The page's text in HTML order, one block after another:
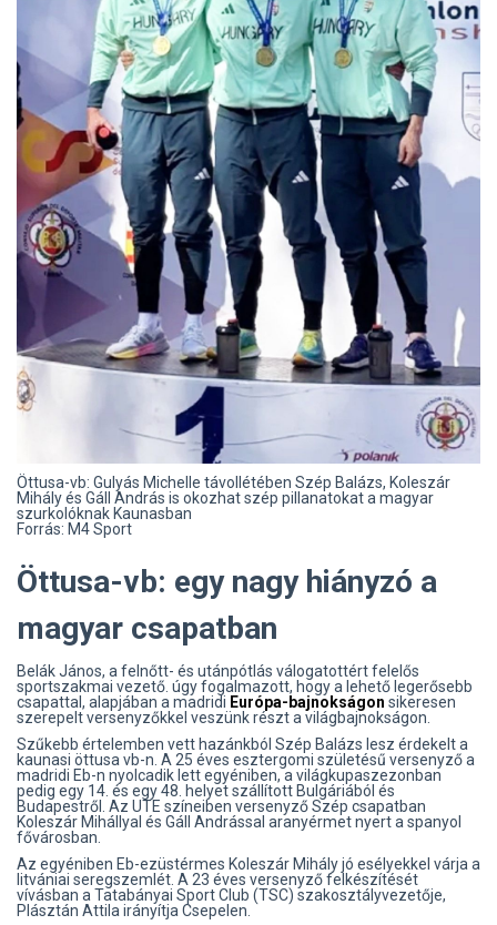
Öttusa-vb: Gulyás Michelle távollétében Szép Balázs, Koleszár
Mihály és Gáll András is okozhat szép pillanatokat a magyar
szurkolóknak Kaunasban
Forrás: M4 Sport
Öttusa-vb: egy nagy hiányzó a
magyar csapatban
Belák János, a felnőtt- és utánpótlás válogatottért felelős
sportszakmai vezető. úgy fogalmazott, hogy a lehető legerősebb
csapattal, alapjában a madridi Európa-bajnokságon sikeresen
szerepelt versenyzőkkel veszünk részt a világbajnokságon.
Szűkebb értelemben vett hazánkból Szép Balázs lesz érdekelt a
kaunasi öttusa vb-n. A 25 éves esztergomi születésű versenyző a
madridi Eb-n nyolcadik lett egyéniben, a világkupaszezonban
pedig egy 14. és egy 48. helyet szállított Bulgáriából és
Budapestről. Az UTE színeiben versenyző Szép csapatban
Koleszár Mihállyal és Gáll Andrással aranyérmet nyert a spanyol
fővárosban.
Az egyéniben Eb-ezüstérmes Koleszár Mihály jó esélyekkel várja a
litvániai seregszemlét. A 23 éves versenyző felkészítését
vívásban a Tatabányai Sport Club (TSC) szakosztályvezetője,
Plásztán Attila irányítja Csepelen.